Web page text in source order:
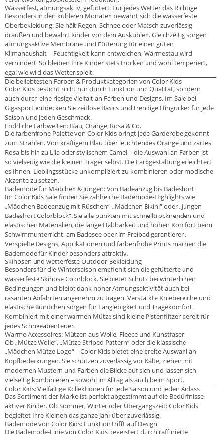
Wasserfest, atmungsaktiv, gefüttert: Für jedes Wetter das Richtige
Besonders in den kühleren Monaten bewährt sich die wasserfeste
Oberbekleidung: Sie hält Regen, Schnee oder Matsch zuverlässig
draußen und bewahrt Kinder vor dem Auskühlen. Gleichzeitig sorgen
atmungsaktive Membrane und Fütterung für einen guten
Klimahaushalt – Feuchtigkeit kann entweichen, Wärmestau wird
verhindert. So bleiben Ihre Kinder stets trocken und wohl temperiert,
egal wie wild das Wetter spielt.
Die beliebtesten Farben & Produktkategorien von Color Kids
Color Kids besticht nicht nur durch Funktion und Qualität, sondern
auch durch eine riesige Vielfalt an Farben und Designs. Im Sale bei
Gigasport entdecken Sie zeitlose Basics und trendige Hingucker für jede
Saison und jeden Geschmack.
Fröhliche Farbwelten: Blau, Orange, Rosa & Co.
Die farbenfrohe Palette von Color Kids bringt jede Garderobe gekonnt
zum Strahlen. Von kräftigem Blau über leuchtendes Orange und zartes
Rosa bis hin zu Lila oder stylischem Camel – die Auswahl an Farben ist
so vielseitig wie die kleinen Träger selbst. Die Farbgestaltung erleichtert
es Ihnen, Lieblingsstücke unkompliziert zu kombinieren oder modische
Akzente zu setzen.
Bademode für Mädchen & Jungen: Von Badeanzug bis Badeshort
Im Color Kids Sale finden Sie zahlreiche Bademode-Highlights wie
„Mädchen Badeanzug mit Rüschen“, „Mädchen Bikini“ oder „Jungen
Badeshort Colorblock“. Sie alle punkten mit schnelltrocknenden und
elastischen Materialien, die lange Haltbarkeit und hohen Komfort beim
Schwimmunterricht, am Badesee oder im Freibad garantieren.
Verspielte Designs, Applikationen und farbenfrohe Prints machen die
Bademode für Kinder besonders attraktiv.
Skihosen und wetterfeste Outdoor-Bekleidung
Besonders für die Wintersaison empfiehlt sich die gefütterte und
wasserfeste Skihose Colorblock. Sie bietet Schutz bei winterlichen
Bedingungen und bleibt dank hoher Atmungsaktivität auch bei
rasanten Abfahrten angenehm zu tragen. Verstärkte Kniebereiche und
elastische Bündchen sorgen für Langlebigkeit und Tragekomfort.
Kombiniert mit einer warmen Mütze sind kleine Pistenflitzer bereit für
jedes Schneeabenteuer.
Warme Accessoires: Mützen aus Wolle, Fleece und Kunstfaser
Ob „Mütze Wolle“, „Mütze Striped Pattern“ oder die klassische
„Mädchen Mütze Logo“ – Color Kids bietet eine breite Auswahl an
Kopfbedeckungen. Sie schützen zuverlässig vor Kälte, ziehen mit
modernen Mustern und Farben die Blicke auf sich und lassen sich
vielseitig kombinieren – sowohl im Alltag als auch beim Sport.
Color Kids: Vielfältige Kollektionen für jede Saison und jeden Anlass
Das Sortiment der Marke ist perfekt abgestimmt auf die Bedürfnisse
aktiver Kinder. Ob Sommer, Winter oder Übergangszeit: Color Kids
begleitet Ihre Kleinen das ganze Jahr über zuverlässig.
Bademode von Color Kids: Funktion trifft auf Design
Die Bademode-Linie von Color Kids begeistert durch raffinierte